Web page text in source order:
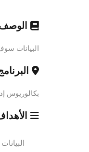
البيانات
بكالوريوس